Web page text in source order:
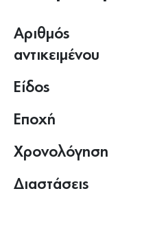
Αριθμός
αντικειμένου
Είδος
Εποχή
Χρονολόγηση
Διαστάσεις